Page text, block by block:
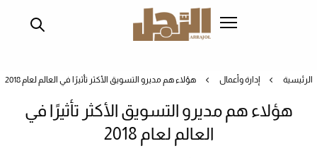
الرئيسية إدارة وأعمال هؤلاء هم مديرو التسويق الأكثر تأثيرًا في العالم لعام 2018
هؤلاء هم مديرو التسويق الأكثر تأثيرًا في
العالم لعام 2018